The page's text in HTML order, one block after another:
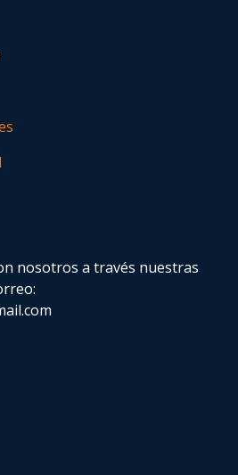
nosotros a través nuestras